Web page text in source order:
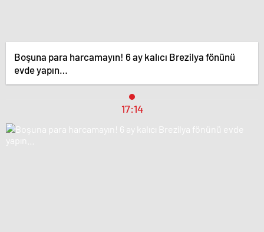
Boşuna para harcamayın! 6 ay kalıcı Brezilya fönünü
evde yapın…
17:14